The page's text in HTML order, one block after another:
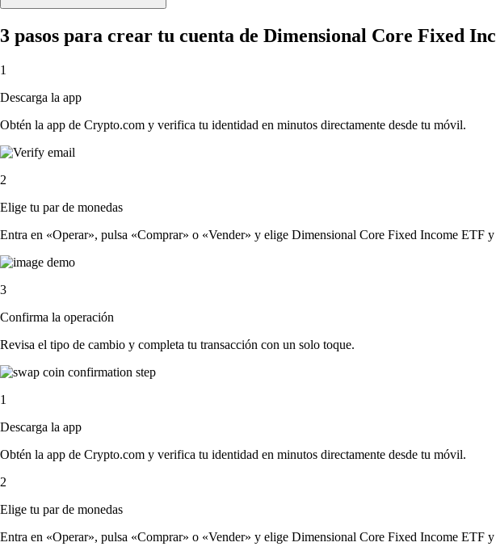
3 pasos para crear tu cuenta de Dimensional Core Fixed
1
Descarga la app
Obtén la app de Crypto.com y verifica tu identidad en minutos directamente desde tu móvil.
2
Elige tu par de monedas
Entra en «Operar», pulsa «Comprar» o «Vender» y elige Dimensional Core Fixed Income ETF
3
Confirma la operación
Revisa el tipo de cambio y completa tu transacción con un solo toque.
1
Descarga la app
Obtén la app de Crypto.com y verifica tu identidad en minutos directamente desde tu móvil.
2
Elige tu par de monedas
Entra en «Operar», pulsa «Comprar» o «Vender» y elige Dimensional Core Fixed Income ETF